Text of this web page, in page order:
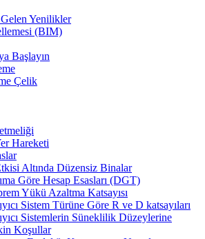
Yenilikler
(BIM)
Başlayın
Çelik
Hareketi
Altında Düzensiz Binalar
Göre Hesap Esasları (DGT)
Yükü Azaltma Katsayısı
Sistem Türüne Göre R ve D katsayıları
Sistemlerin Süneklilik Düzeylerine
Koşullar